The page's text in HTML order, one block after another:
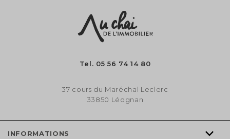
Tel. 05 56 74 14 80
37 cours du Maréchal Leclerc
33850 Léognan
INFORMATIONS